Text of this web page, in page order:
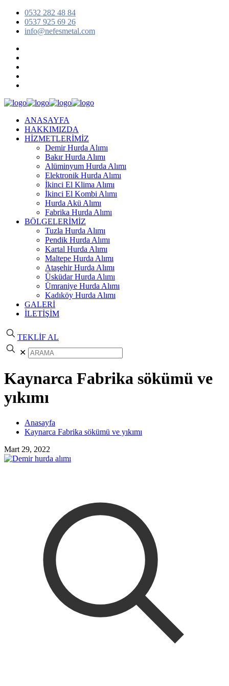
0532 282 48 84
0537 925 69 26
info@nefesmetal.com
ANASAYFA
HAKKIMIZDA
HİZMETLERİMİZ
Demir Hurda Alımı
Bakır Hurda Alımı
Alüminyum Hurda Alımı
Elektronik Hurda Alımı
İkinci El Klima Alımı
İkinci El Kombi Alımı
Hurda Akü Alımı
Fabrika Hurda Alımı
BÖLGELERİMİZ
Tuzla Hurda Alımı
Pendik Hurda Alımı
Kartal Hurda Alımı
Maltepe Hurda Alımı
Ataşehir Hurda Alımı
Üsküdar Hurda Alımı
Ümraniye Hurda Alımı
Kadıköy Hurda Alımı
GALERİ
İLETİŞİM
TEKLİF AL
✕
Kaynarca Fabrika sökümü ve
yıkımı
Anasayfa
Kaynarca Fabrika sökümü ve yıkımı
Mart 29, 2022